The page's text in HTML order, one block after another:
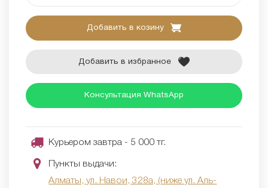
Добавить в козину
Добавить в избранное
Консультация WhatsApp
Курьером завтра - 5 000 тг.
Пункты выдачи:
Алматы, ул. Навои, 328а, (ниже ул. Аль-